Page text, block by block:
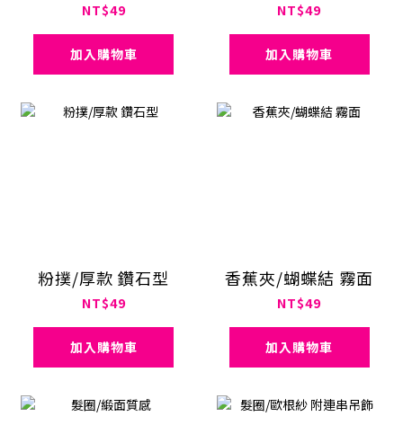
NT$49
加入購物車
NT$49
加入購物車
粉撲/厚款 鑽石型
NT$49
加入購物車
香蕉夾/蝴蝶結 霧面
NT$49
加入購物車